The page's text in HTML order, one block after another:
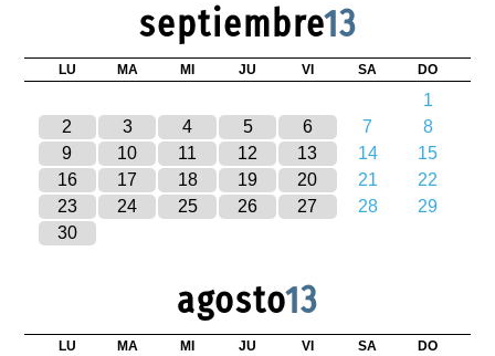
septiembre13
LU MA MI JU VI SA DO
1
2
3 4 5 6 7
8
9
10 11 12 13 14
15
16
17 18 19 20 21
22
23
24 25 26 27 28
29
30
agosto13
LU MA MI JU VI SA DO